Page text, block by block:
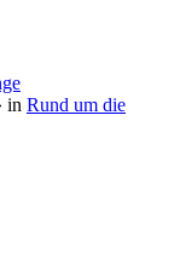
in Rund um die